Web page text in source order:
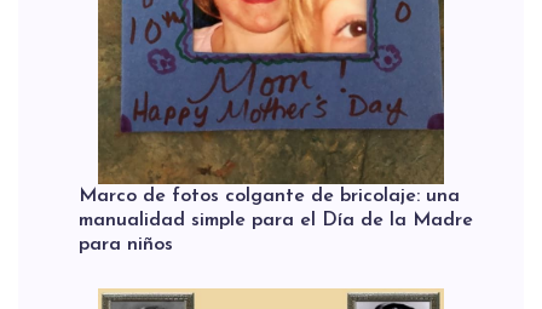
Marco de fotos colgante de bricolaje: una
manualidad simple para el Día de la Madre
para niños